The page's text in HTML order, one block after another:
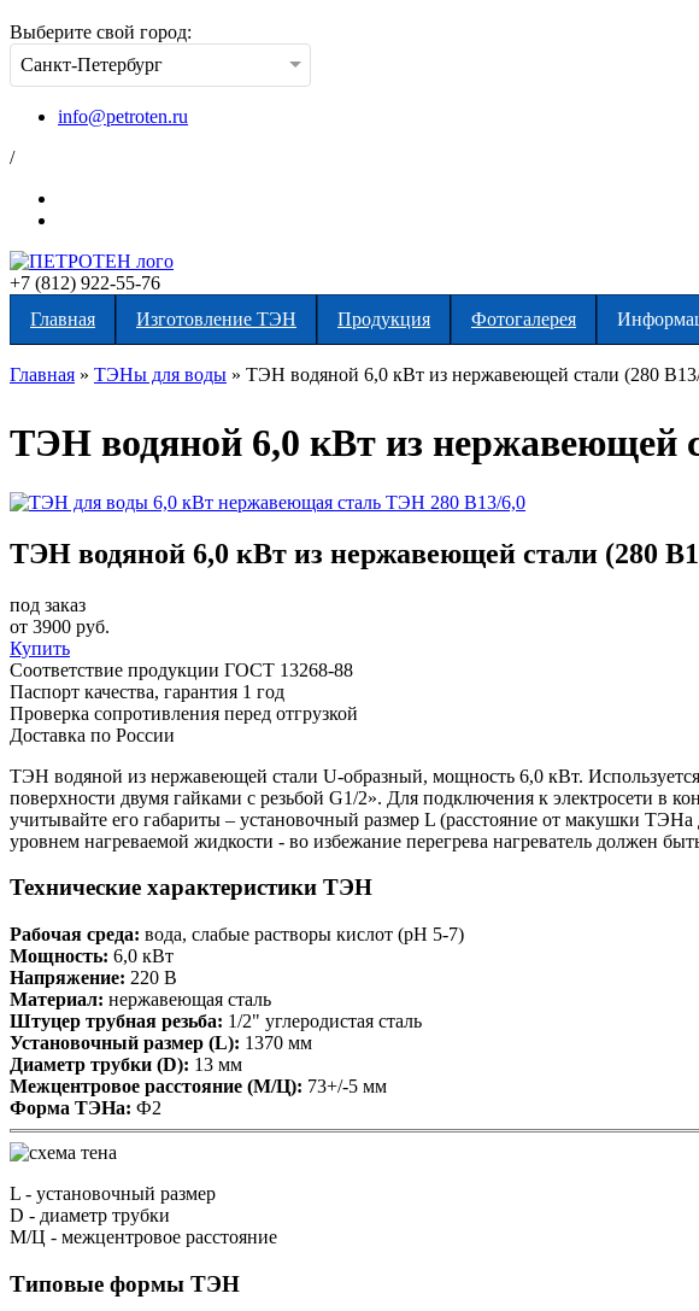
Выберите свой город:
Санкт-Петербург
info@petroten.ru
/
+7 (812) 922-55-76
Главная
Изготовление ТЭН Продукция Фотогалерея
Главная » ТЭНы для воды » ТЭН водяной 6,0 кВт из нержавеющей стали (280
ТЭН водяной 6,0 кВт из нержавеющей
ТЭН водяной 6,0 кВт из нержавеющей стали (280
под заказ
от 3900 руб.
Купить
Соответствие продукции ГОСТ 13268-88
Паспорт качества, гарантия 1 год
Проверка сопротивления перед отгрузкой
Доставка по России
ТЭН водяной из нержавеющей стали U-образный, мощность 6,0 кВт.
поверхности двумя гайками с резьбой G1/2». Для подключения к электросети
учитывайте его габариты – установочный размер L (расстояние от макушки
уровнем нагреваемой жидкости - во избежание перегрева нагреватель должен
Технические характеристики ТЭН
Рабочая среда: вода, слабые растворы кислот (рН 5-7)
Мощность: 6,0 кВт
Напряжение: 220 В
Материал: нержавеющая сталь
Штуцер трубная резьба: 1/2" углеродистая сталь
Установочный размер (L): 1370 мм
Диаметр трубки (D): 13 мм
Межцентровое расстояние (М/Ц): 73+/-5 мм
Форма ТЭНа: Ф2
L - установочный размер
D - диаметр трубки
М/Ц - межцентровое расстояние
Типовые формы ТЭН